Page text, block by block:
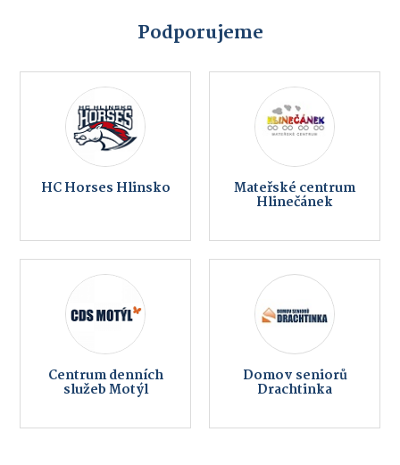
Podporujeme
HC Horses Hlinsko Mateřské centrum
Hlinečánek
Centrum denních
služeb Motýl
Domov seniorů
Drachtinka